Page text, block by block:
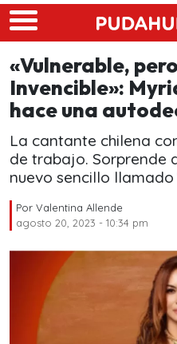
Skip to main content
«Vulnerable,
Invencible»:
hace una
La cantante chilena
de trabajo. Sorprende
nuevo sencillo
Por Valentina Allende
agosto 20, 2023 - 10:34 pm